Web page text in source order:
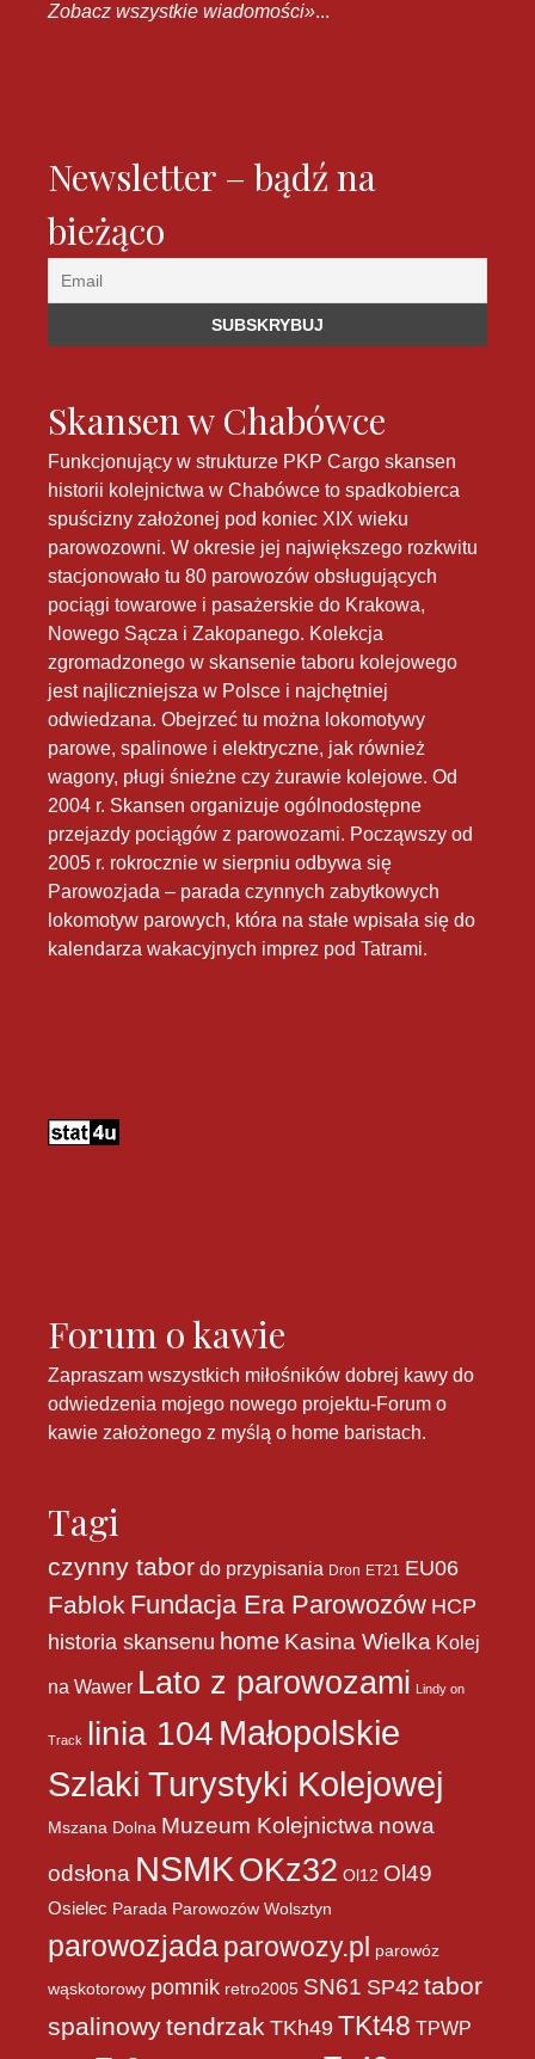
Zobacz wszystkie wiadomości»...
Newsletter – bądź na
bieżąco
Skansen w Chabówce
Funkcjonujący w strukturze PKP Cargo skansen
historii kolejnictwa w Chabówce to spadkobierca
spuścizny założonej pod koniec XIX wieku
parowozowni. W okresie jej największego rozkwitu
stacjonowało tu 80 parowozów obsługujących
pociągi towarowe i pasażerskie do Krakowa,
Nowego Sącza i Zakopanego. Kolekcja
zgromadzonego w skansenie taboru kolejowego
jest najliczniejsza w Polsce i najchętniej
odwiedzana. Obejrzeć tu można lokomotywy
parowe, spalinowe i elektryczne, jak również
wagony, pługi śnieżne czy żurawie kolejowe. Od
2004 r. Skansen organizuje ogólnodostępne
przejazdy pociągów z parowozami. Począwszy od
2005 r. rokrocznie w sierpniu odbywa się
Parowozjada – parada czynnych zabytkowych
lokomotyw parowych, która na stałe wpisała się do
kalendarza wakacyjnych imprez pod Tatrami.
Forum o kawie
Zapraszam wszystkich miłośników dobrej kawy do
odwiedzenia mojego nowego projektu-Forum o
kawie założonego z myślą o home baristach.
Tagi
czynny tabor do przypisania Dron ET21 EU06
Fablok Fundacja Era Parowozów HCP
historia skansenu home Kasina Wielka Kolej
na Wawer Lato z parowozami Lindy on
Track linia 104 Małopolskie
Szlaki Turystyki Kolejowej
Mszana Dolna Muzeum Kolejnictwa nowa
odsłona NSMK OKz32 Ol12 Ol49
Osielec Parada Parowozów Wolsztyn
parowozjadaparowozy.pl
parowóz
wąskotorowy pomnik retro2005 SN61 SP42 tabor
spalinowytendrzak TKh49 TKt48 TPWP